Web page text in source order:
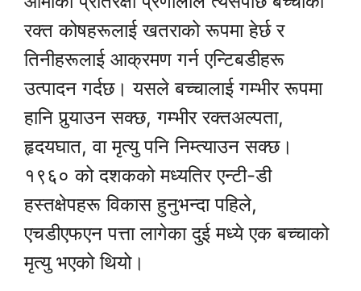
रक्त कोषहरूलाई खतराको रूपमा हेर्छ र
तिनीहरूलाई आक्रमण गर्न एन्टिबडीहरू
उत्पादन गर्दछ। यसले बच्चालाई गम्भीर रूपमा
हानि पुर्‍याउन सक्छ, गम्भीर रक्तअल्पता,
हृदयघात, वा मृत्यु पनि निम्त्याउन सक्छ।
१९६० को दशकको मध्यतिर एन्टी-डी
हस्तक्षेपहरू विकास हुनुभन्दा पहिले,
एचडीएफएन पत्ता लागेका दुई मध्ये एक बच्चाको
मृत्यु भएको थियो।